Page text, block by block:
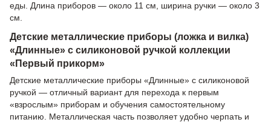
еды. Длина приборов — около 11 см, ширина ручки — около 3
см.
Детские металлические приборы (ложка и вилка)
«Длинные» с силиконовой ручкой коллекции
«Первый прикорм»
Детские металлические приборы «Длинные» с силиконовой
ручкой — отличный вариант для перехода к первым
«взрослым» приборам и обучения самостоятельному
питанию. Металлическая часть позволяет удобно черпать и